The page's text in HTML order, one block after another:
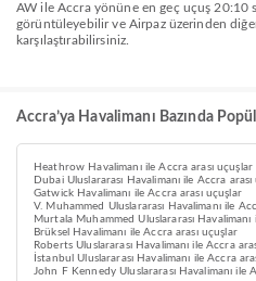
AW ile Accra yönüne en geç uçuş 20:10 saatinde kalkar. Bu programı
görüntüleyebilir ve Airpaz üzerinden
karşılaştırabilirsiniz.
Accra’ya Havalimanı Bazında
Heathrow Havalimanı ile Accra arası uçuşlar
Dubai Uluslararası Havalimanı ile Accra
Gatwick Havalimanı ile Accra arası uçuşlar
V. Muhammed Uluslararası Havalimanı ile
Murtala Muhammed Uluslararası Havalimanı
Brüksel Havalimanı ile Accra arası uçuşlar
Roberts Uluslararası Havalimanı ile Accra
İstanbul Uluslararası Havalimanı ile Accra
John F Kennedy Uluslararası Havalimanı ile